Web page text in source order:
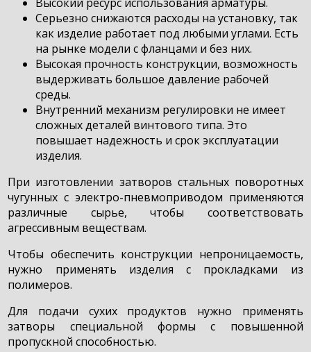
Серьезно снижаются расходы на установку, так
как изделие работает под любыми углами. Есть
на рынке модели с фланцами и без них.
Высокая прочность конструкции, возможность
выдерживать большое давление рабочей
среды.
Внутренний механизм регулировки не имеет
сложных деталей винтового типа. Это
повышает надежность и срок эксплуатации
изделия.
При изготовлении затворов стальных поворотных
чугунных с электро-пневмоприводом применяются
различные сырье, чтобы соответствовать
агрессивным веществам.
Чтобы обеспечить конструкции непроницаемость,
нужно применять изделия с прокладками из
полимеров.
Для подачи сухих продуктов нужно применять
затворы специальной формы с повышенной
пропускной способностью.